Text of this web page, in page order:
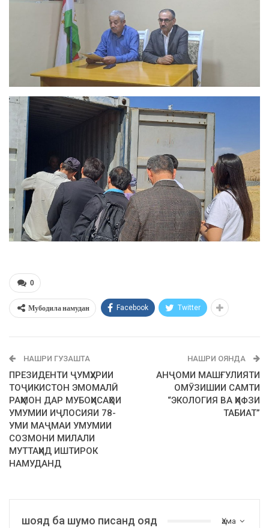
0
Мубодила намудан Facebook Twitter
НАШРИ ГУЗАШТА
ПРЕЗИДЕНТИ ҶУМҲУРИИ
ТОҶИКИСТОН ЭМОМАЛӢ
РАҲМОН ДАР МУБОҲИСАҲОИ
УМУМИИ ИҶЛОСИЯИ 78-
УМИ МАҶМАИ УМУМИИ
СОЗМОНИ МИЛАЛИ
МУТТАҲИД ИШТИРОК
НАМУДАНД
НАШРИ ОЯНДА
АНҶОМИ МАШҒУЛИЯТИ
ОМӮЗИШИИ САМТИ
“ЭКОЛОГИЯ ВА ҲИФЗИ
ТАБИАТ”
Ҳама
шояд ба шумо писанд ояд